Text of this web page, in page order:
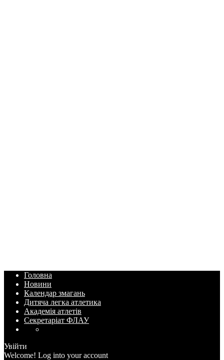
Головна
Новини
Календар змагань
Дитяча легка атлетика
Академія атлетів
Секретаріат ФЛАУ
Увійти
Welcome! Log into your account